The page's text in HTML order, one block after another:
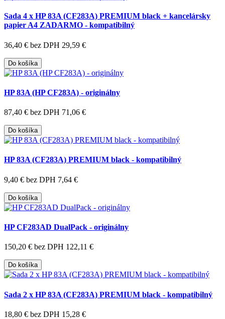
Sada 4 x HP 83A (CF283A) PREMIUM black + kancelársky
papier A4 ZADARMO - kompatibilný
36,40 € bez DPH 29,59 €
Do košíka
HP 83A (HP CF283A) - originálny
87,40 € bez DPH 71,06 €
Do košíka
HP 83A (CF283A) PREMIUM black - kompatibilný
9,40 € bez DPH 7,64 €
Do košíka
HP CF283AD DualPack - originálny
150,20 € bez DPH 122,11 €
Do košíka
Sada 2 x HP 83A (CF283A) PREMIUM black - kompatibilný
18,80 € bez DPH 15,28 €